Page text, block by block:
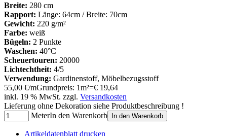
Breite: 280 cm
Rapport: Länge: 64cm / Breite: 70cm
Gewicht: 220 g/m²
Farbe: weiß
Bügeln: 2 Punkte
Waschen: 40°C
Scheuertouren: 20000
Lichtechtheit: 4/5
Verwendung: Gardinenstoff, Möbelbezugsstoff
55,00 €/mGrundpreis: 1m²=€ 19,64
inkl. 19 % MwSt. zzgl. Versandkosten
Lieferung ohne Dekoration siehe Produktbeschreibung !
MeterIn den Warenkorb In den Warenkorb
Artikeldatenblatt drucken